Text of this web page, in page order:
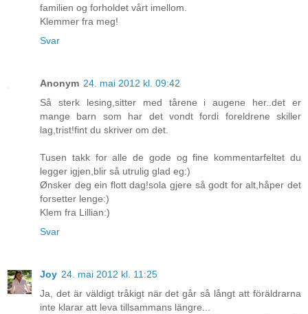
familien og forholdet vårt imellom.
Klemmer fra meg!
Svar
Anonym 24. mai 2012 kl. 09:42
Så sterk lesing,sitter med tårene i augene her..det er
mange barn som har det vondt fordi foreldrene skiller
lag,trist!fint du skriver om det.
Tusen takk for alle de gode og fine kommentarfeltet du
legger igjen,blir så utrulig glad eg:)
Ønsker deg ein flott dag!sola gjere så godt for alt,håper det
forsetter lenge:)
Klem fra Lillian:)
Svar
Joy 24. mai 2012 kl. 11:25
Ja, det är väldigt tråkigt när det går så långt att föräldrarna
inte klarar att leva tillsammans längre...